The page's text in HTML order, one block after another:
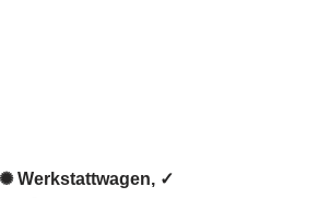
Werkstattwagen, ✓